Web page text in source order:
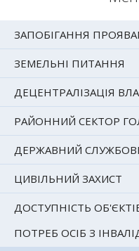
ЗАПОБІГАННЯ
ЗЕМЕЛЬНІ ПИТАННЯ
ДЕЦЕНТРАЛІЗАЦІЯ
РАЙОННИЙ СЕКТОР
ДЕРЖАВНИЙ
ЦИВІЛЬНИЙ ЗАХИСТ
ДОСТУПНІСТЬ
ПОТРЕБ ОСІБ З